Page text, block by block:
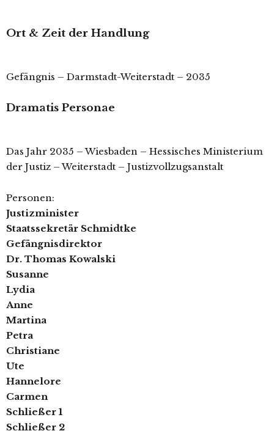
Ort & Zeit der Handlung
Gefängnis – Darmstadt-Weiterstadt – 2035
Dramatis Personae
Das Jahr 2035 – Wiesbaden – Hessisches Ministerium
der Justiz – Weiterstadt – Justizvollzugsanstalt
Personen:
Justizminister
Staatssekretär Schmidtke
Gefängnisdirektor
Dr. Thomas Kowalski
Susanne
Lydia
Anne
Martina
Petra
Christiane
Ute
Hannelore
Carmen
Schließer 1
Schließer 2